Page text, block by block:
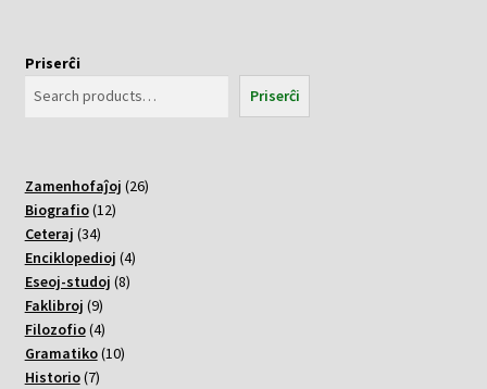
Priserĉi
Priserĉi
Zamenhofaĵoj 2626
Biografio 1212
Ceteraj 3434
varoj
Enciklopedioj 44
Eseoj-studoj 88
Faklibroj 99
varoj
Filozofio 44
varoj
Gramatiko 1010
Historio 77